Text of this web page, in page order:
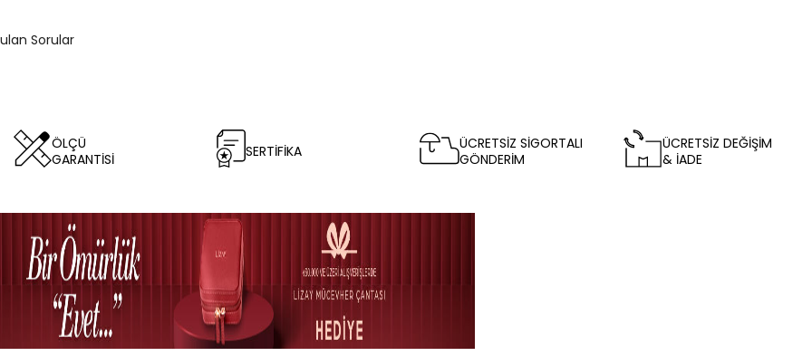
Sorular
ÖLÇÜ
GARANTİSİ
SERTİFİKA
ÜCRETSİZ SİGORTALI
GÖNDERİM
ÜCRETSİZ DEĞİŞİM
& İADE